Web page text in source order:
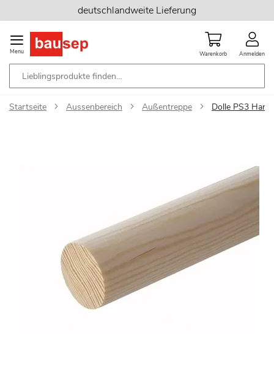
Inhalt
springen
deutschlandweite Lieferung
Menu Warenkorb Anmelden
Startseite Aussenbereich Außentreppe Dolle PS3